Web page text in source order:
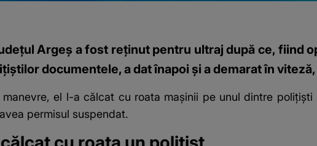
Argeş a fost reţinut pentru ultraj după ce, fiind
documentele, a dat înapoi şi a demarat în
el l-a călcat cu roata maşinii pe unul dintre
permisul suspendat.